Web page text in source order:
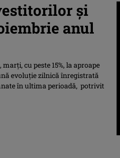
şi
anul
cu peste 15%, la aproape
evoluţie zilnică înregistrată
în ultima perioadă, potrivit